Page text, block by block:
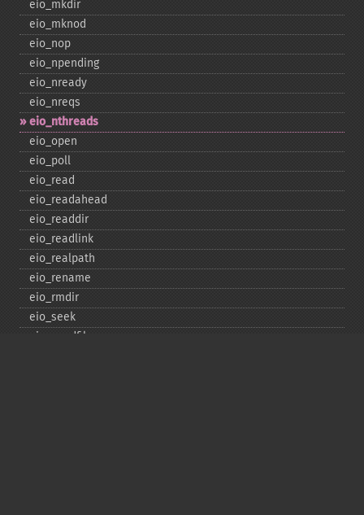
eio_​mkdir
eio_​mknod
eio_​nop
eio_​npending
eio_​nready
eio_​nreqs
eio_​nthreads
eio_​open
eio_​poll
eio_​read
eio_​readahead
eio_​readdir
eio_​readlink
eio_​realpath
eio_​rename
eio_​rmdir
eio_​seek
eio_​sendfile